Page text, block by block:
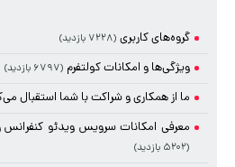
گروه‌های کاربری (۷۲۲۸ بازدید)
ویژگی‌ها و امکانات کولتفرم (۶۷۹۷ بازدید)
ما از همکاری و شراکت با شما استقبال
معرفی امکانات سرویس ویدئو کنفرانس و
(۵۲۰۲ بازدید)